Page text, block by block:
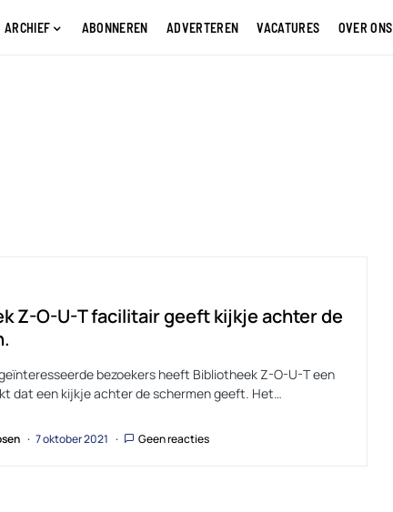
ARCHIEF ABONNEREN ADVERTEREN VACATURES OVER ONS
Z-O-U-T facilitair geeft kijkje achter de
bezoekers heeft Bibliotheek Z-O-U-T een
dat een kijkje achter de schermen geeft. Het…
7 oktober 2021 Geen reacties